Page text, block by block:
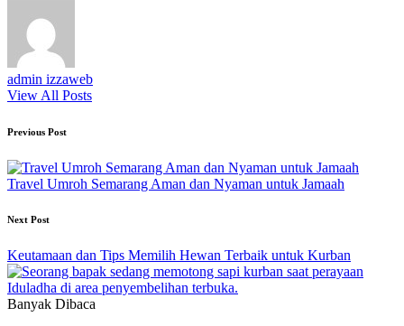
admin izzaweb
View All Posts
Post
navigation
Previous Post
Travel Umroh Semarang Aman dan Nyaman untuk Jamaah
Next Post
Keutamaan dan Tips Memilih Hewan Terbaik untuk Kurban
Banyak Dibaca